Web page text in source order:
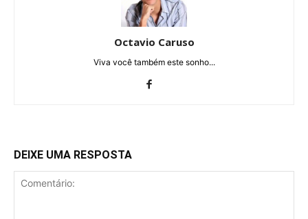
Octavio Caruso
Viva você também este sonho...
DEIXE UMA RESPOSTA